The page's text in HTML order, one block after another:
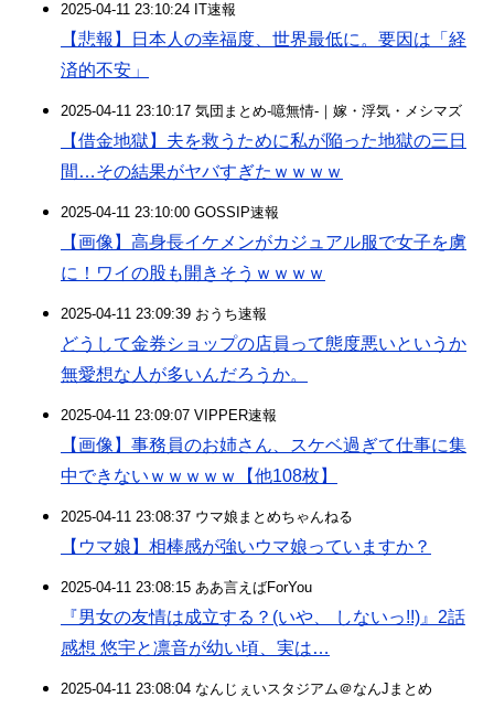
2025-04-11 23:10:24 IT速報
【悲報】日本人の幸福度、世界最低に。要因は「経
済的不安」
2025-04-11 23:10:17 気団まとめ-噫無情-｜嫁・浮気・メシマズ
【借金地獄】夫を救うために私が陥った地獄の三日
間…その結果がヤバすぎたｗｗｗｗ
2025-04-11 23:10:00 GOSSIP速報
【画像】高身長イケメンがカジュアル服で女子を虜
に！ワイの股も開きそうｗｗｗｗ
2025-04-11 23:09:39 おうち速報
どうして金券ショップの店員って態度悪いというか
無愛想な人が多いんだろうか。
2025-04-11 23:09:07 VIPPER速報
【画像】事務員のお姉さん、スケベ過ぎて仕事に集
中できないｗｗｗｗｗ【他108枚】
2025-04-11 23:08:37 ウマ娘まとめちゃんねる
【ウマ娘】相棒感が強いウマ娘っていますか？
2025-04-11 23:08:15 ああ言えばForYou
『男女の友情は成立する？(いや、 しないっ!!)』2話
感想 悠宇と凛音が幼い頃、実は…
2025-04-11 23:08:04 なんじぇいスタジアム＠なんJまとめ